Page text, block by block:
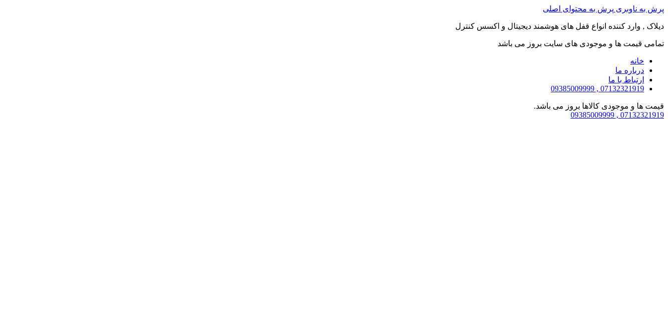
پرش به ناوبری پرش به محتوای اصلی
دیلاک , وارد کننده انواع قفل های هوشمند دیجیتال و اکسس کنترل
تمامی قیمت ها و موجودی های سایت بروز می باشد
خانه
درباره ما
ارتباط با ما
07132321919 , 09385009999
قیمت ها و موجودی کالاها بروز می باشد.
07132321919 , 09385009999